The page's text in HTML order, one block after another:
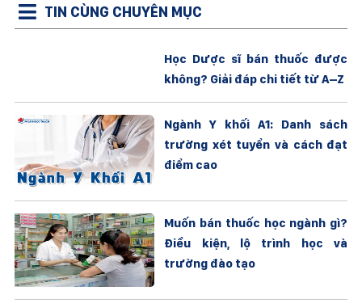
TIN CÙNG CHUYÊN MỤC
Học Dược sĩ bán thuốc được
không? Giải đáp chi tiết từ A–Z
Ngành Y khối A1: Danh sách
trường xét tuyển và cách đạt
điểm cao
Muốn bán thuốc học ngành gì?
Điều kiện, lộ trình học và
trường đào tạo